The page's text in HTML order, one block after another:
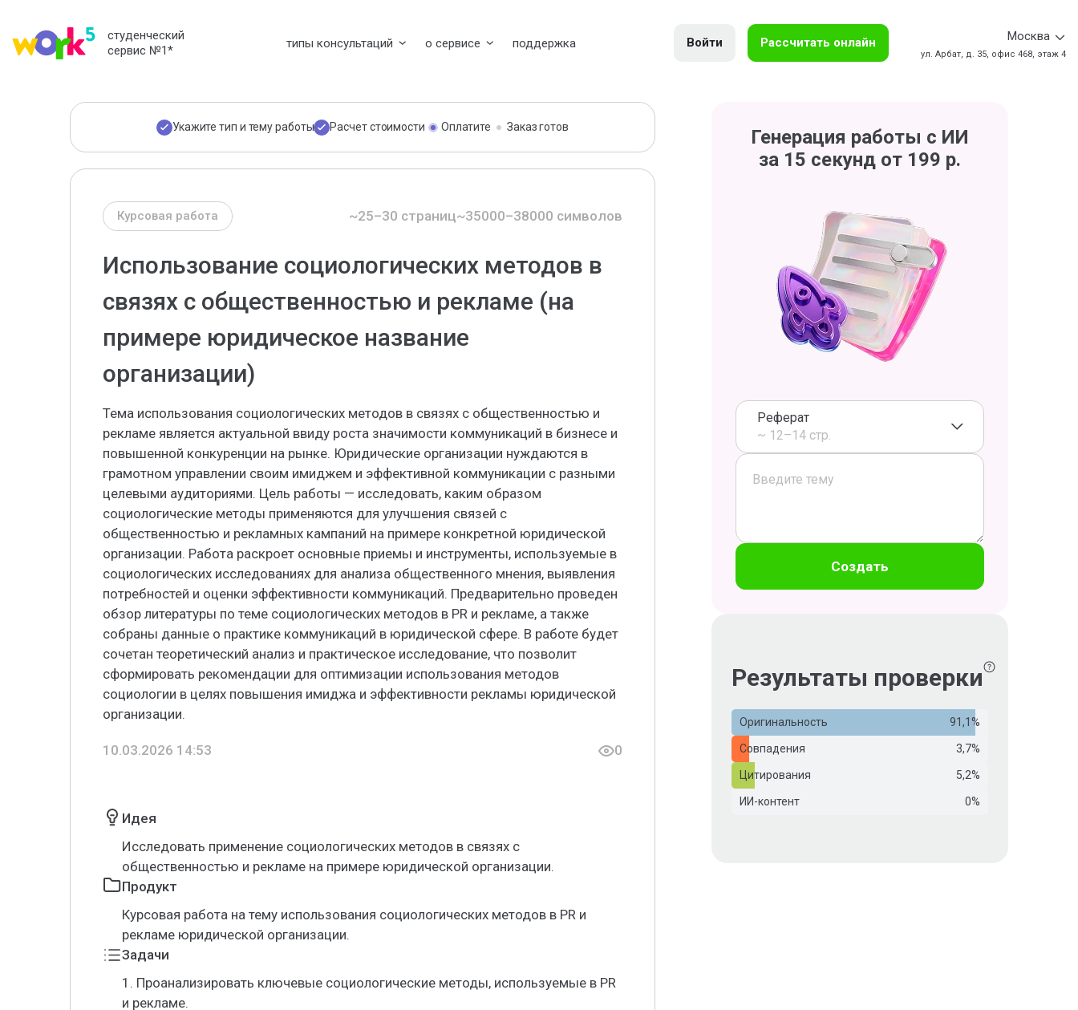
студенческий
сервис №1* типы консультаций о сервисе поддержка Войти Рассчитать онлайн Москва
ул. Арбат, д. 35, офис 468, этаж 4
Укажите тип и тему работы Расчет стоимости Оплатите Заказ готов
Курсовая работа ~25–30 страниц~35000–38000 символов
Использование социологических методов в
связях с общественностью и рекламе (на
примере юридическое название
организации)
Тема использования социологических методов в связях с общественностью и
рекламе является актуальной ввиду роста значимости коммуникаций в бизнесе и
повышенной конкуренции на рынке. Юридические организации нуждаются в
грамотном управлении своим имиджем и эффективной коммуникации с разными
целевыми аудиториями. Цель работы — исследовать, каким образом
социологические методы применяются для улучшения связей с
общественностью и рекламных кампаний на примере конкретной юридической
организации. Работа раскроет основные приемы и инструменты, используемые в
социологических исследованиях для анализа общественного мнения, выявления
потребностей и оценки эффективности коммуникаций. Предварительно проведен
обзор литературы по теме социологических методов в PR и рекламе, а также
собраны данные о практике коммуникаций в юридической сфере. В работе будет
сочетан теоретический анализ и практическое исследование, что позволит
сформировать рекомендации для оптимизации использования методов
социологии в целях повышения имиджа и эффективности рекламы юридической
организации.
10.03.2026 14:53 0
Идея
Исследовать применение социологических методов в связях с
общественностью и рекламе на примере юридической организации.
Продукт
Курсовая работа на тему использования социологических методов в PR и
рекламе юридической организации.
Задачи
1. Проанализировать ключевые социологические методы, используемые в PR
и рекламе.
Генерация работы с ИИ
за 15 секунд от 199 р.
Реферат
~ 12–14 стр.
Создать
Результаты проверки
Оригинальность 91,1%
Совпадения 3,7%
Цитирования 5,2%
ИИ-контент 0%